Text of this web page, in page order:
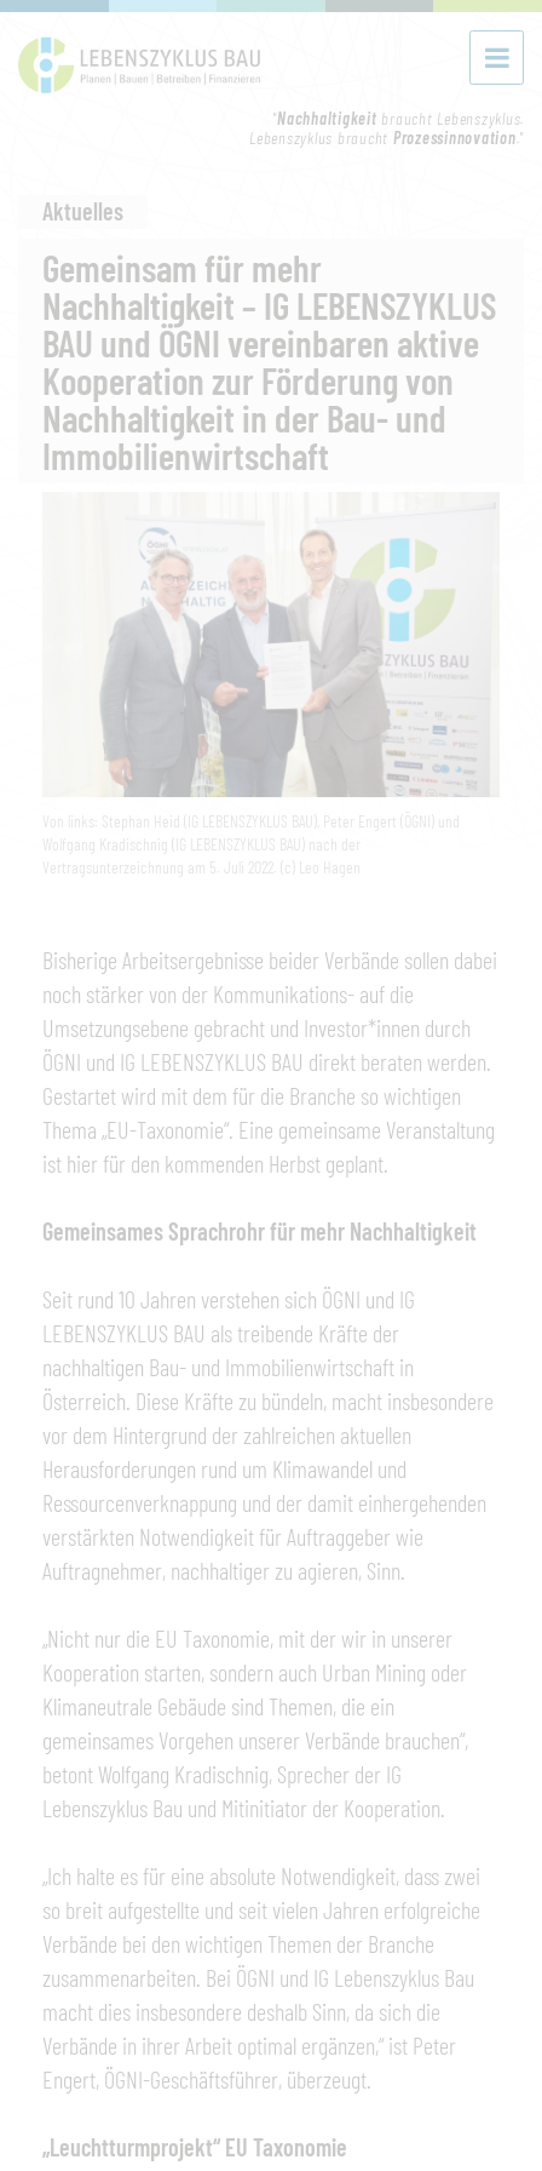
"Nachhaltigkeit braucht Lebenszyklus.
Lebenszyklus braucht Prozessinnovation."
Aktuelles
Gemeinsam für mehr
Nachhaltigkeit – IG LEBENSZYKLUS
BAU und ÖGNI vereinbaren aktive
Kooperation zur Förderung von
Nachhaltigkeit in der Bau- und
Immobilienwirtschaft
Von links: Stephan Heid (IG LEBENSZYKLUS BAU), Peter Engert (ÖGNI) und
Wolfgang Kradischnig (IG LEBENSZYKLUS BAU) nach der
Vertragsunterzeichnung am 5. Juli 2022. (c) Leo Hagen
Bisherige Arbeitsergebnisse beider Verbände sollen dabei
noch stärker von der Kommunikations- auf die
Umsetzungsebene gebracht und Investor*innen durch
ÖGNI und IG LEBENSZYKLUS BAU direkt beraten werden.
Gestartet wird mit dem für die Branche so wichtigen
Thema „EU-Taxonomie“. Eine gemeinsame Veranstaltung
ist hier für den kommenden Herbst geplant.
Gemeinsames Sprachrohr für mehr Nachhaltigkeit
Seit rund 10 Jahren verstehen sich ÖGNI und IG
LEBENSZYKLUS BAU als treibende Kräfte der
nachhaltigen Bau- und Immobilienwirtschaft in
Österreich. Diese Kräfte zu bündeln, macht insbesondere
vor dem Hintergrund der zahlreichen aktuellen
Herausforderungen rund um Klimawandel und
Ressourcenverknappung und der damit einhergehenden
verstärkten Notwendigkeit für Auftraggeber wie
Auftragnehmer, nachhaltiger zu agieren, Sinn.
„Nicht nur die EU Taxonomie, mit der wir in unserer
Kooperation starten, sondern auch Urban Mining oder
Klimaneutrale Gebäude sind Themen, die ein
gemeinsames Vorgehen unserer Verbände brauchen“,
betont Wolfgang Kradischnig, Sprecher der IG
Lebenszyklus Bau und Mitinitiator der Kooperation.
„Ich halte es für eine absolute Notwendigkeit, dass zwei
so breit aufgestellte und seit vielen Jahren erfolgreiche
Verbände bei den wichtigen Themen der Branche
zusammenarbeiten. Bei ÖGNI und IG Lebenszyklus Bau
macht dies insbesondere deshalb Sinn, da sich die
Verbände in ihrer Arbeit optimal ergänzen,“ ist Peter
Engert, ÖGNI-Geschäftsführer, überzeugt.
„Leuchtturmprojekt“ EU Taxonomie